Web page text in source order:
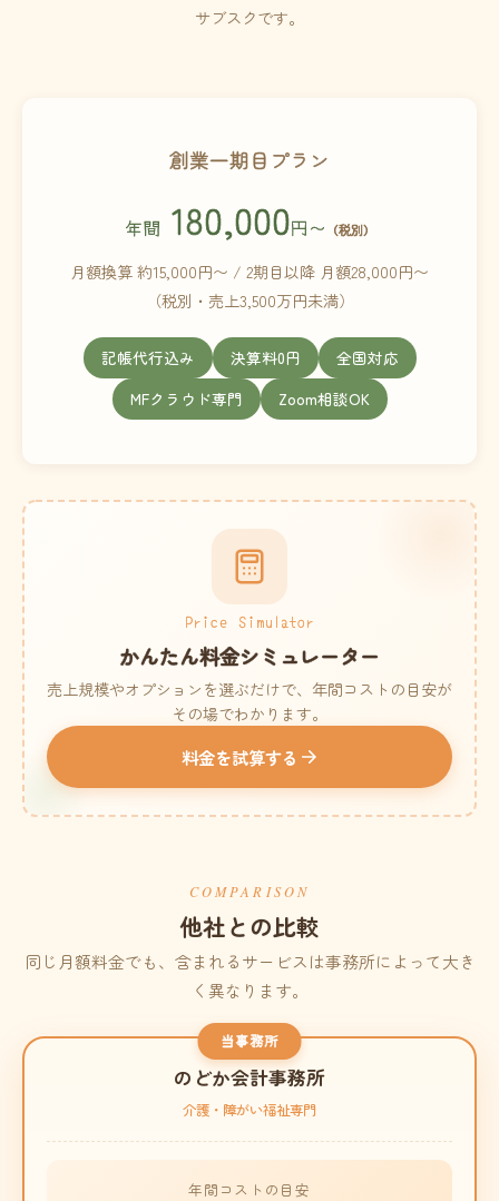
サブスクです。
創業一期目プラン
年間 180,000円〜 （税別）
月額換算 約15,000円〜 / 2期目以降 月額28,000円〜
（税別・売上3,500万円未満）
記帳代行込み 決算料0円
全国対応
MFクラウド専門
Zoom相談OK
Price Simulator
かんたん料金シミュレーター
売上規模やオプションを選ぶだけで、年間コストの目安が
その場でわかります。
料金を試算する
COMPARISON
他社との比較
同じ月額料金でも、含まれるサービスは事務所によって大き
く異なります。
当事務所
のどか会計事務所
介護・障がい福祉専門
年間コストの目安